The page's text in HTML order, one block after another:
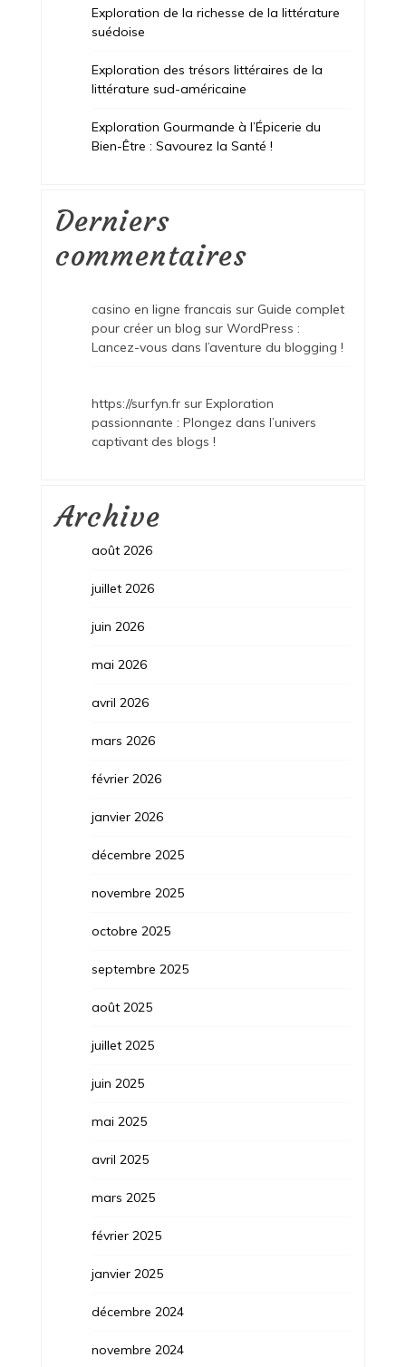
Exploration de la richesse de la littérature
suédoise
Exploration des trésors littéraires de la
littérature sud-américaine
Exploration Gourmande à l’Épicerie du
Bien-Être : Savourez la Santé !
Derniers
commentaires
casino en ligne francais sur Guide complet
pour créer un blog sur WordPress :
Lancez-vous dans l’aventure du blogging !
https://surfyn.frsur Exploration
passionnante : Plongez dans l’univers
captivant des blogs !
Archive
août 2026
juillet 2026
juin 2026
mai 2026
avril 2026
mars 2026
février 2026
janvier 2026
décembre 2025
novembre 2025
octobre 2025
septembre 2025
août 2025
juillet 2025
juin 2025
mai 2025
avril 2025
mars 2025
février 2025
janvier 2025
décembre 2024
novembre 2024